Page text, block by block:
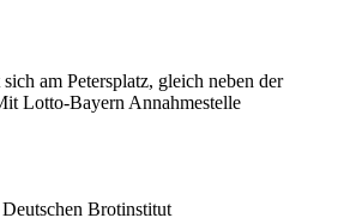
am Petersplatz, gleich neben der
Lotto-Bayern Annahmestelle
Brotinstitut